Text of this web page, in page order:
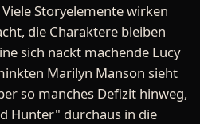
Storyelemente wirken
die Charaktere bleiben
sich nackt machende Lucy
Marilyn Manson sieht
so manches Defizit hinweg,
Hunter" durchaus in die